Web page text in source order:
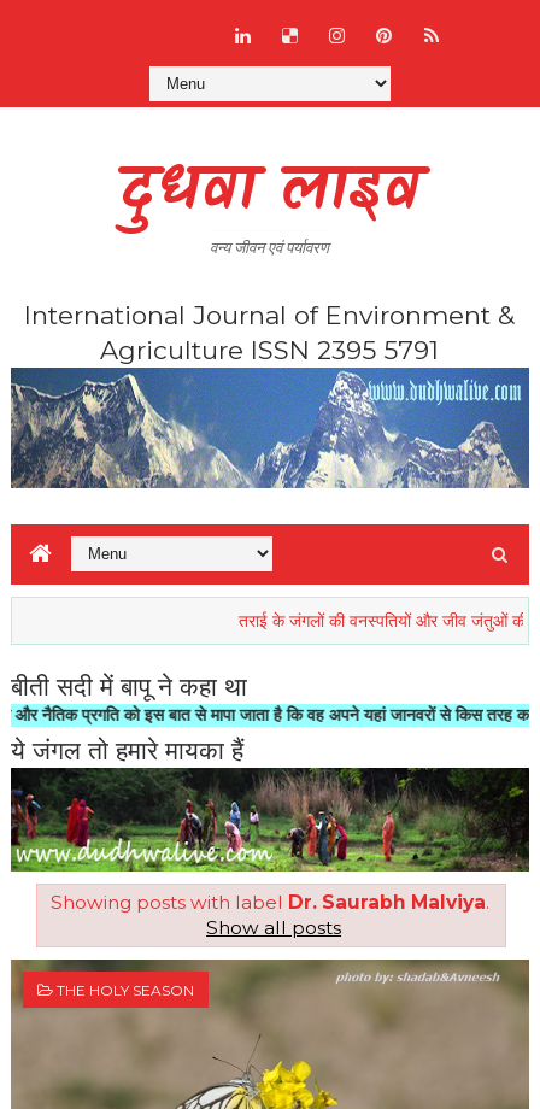
दुधवा लाइव
वन्य जीवन एवं पर्यावरण
International Journal of Environment &
Agriculture ISSN 2395 5791
तराई के जंगलों की वनस्पतियों और जीव जंतुओं की
बीती सदी में बापू ने कहा था
प्रगति को इस बात से मापा जाता है कि वह अपने यहां जानवरों से किस तरह का सलूक
ये जंगल तो हमारे मायका हैं
Showing posts with label Dr. Saurabh Malviya.
Show all posts
THE HOLY SEASON